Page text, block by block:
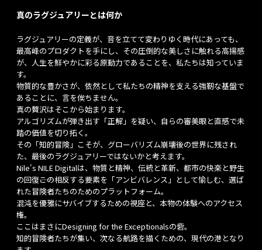
真のラグジュアリーとは何か
ラグジュアリーの定義が、音を立てて変わりゆく時代にあっても、
最高峰のプロダクトを手にし、その圧倒的な美しさに触れる高揚感
が、人生を鮮やかに彩る原動力であることを、私たちは知っていま
す。
物質的な豊かさが、依然として私たちの精神を支える強靭な基盤で
あることに、言を俟ちません。
真の贅沢はそこから始まります。
アルゴリズムが弾き出す「正解」を疑い、自らの審美眼と直感で未
踏の価値を切り拓く。
その「知的冒険」こそが、グローバリズム崩壊後の世界に残され
た、最後のラグジュアリーではないかと考えます。
Nile's NILE Digitalは、物質と精神、伝統と革新、都市の快楽と野生
の回復――この相反する要素を「アンビバレンス」として愉しむ、選ば
れた冒険者たちのためのプラットフォーム。
混沌を優雅にサバイブするための視座と、本物の体験へのアクセス
権。
ここはまさにDesigning for the Exceptionalsの砦。
知的冒険者たちが集い、次なる航路を描くための、現代の港となり